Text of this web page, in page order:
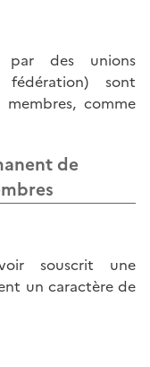
par des unions
fédération) sont
comme
de
souscrit une
un caractère de